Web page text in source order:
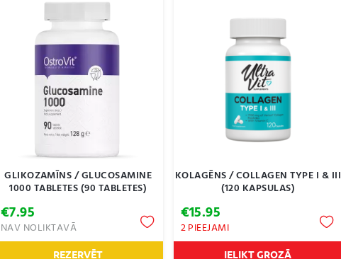
GLIKOZAMĪNS / GLUCOSAMINE
1000 TABLETES (90 TABLETES)
€7.95
NAV NOLIKTAVĀ
REZERVĒT
KOLAGĒNS / COLLAGEN TYPE I & III
(120 KAPSULAS)
€15.95
2 PIEEJAMI
IELIKT GROZĀ